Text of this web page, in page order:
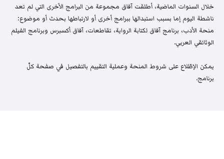
خلال السنوات الماضية، أطلقت آفاق مجموعة من البرامج الأخرى التي لم تعد
ناشطة اليوم إما بسبب استبدالها ببرامج أخرى أو لارتباطها بحدث أو موضوع:
منحة الأدب، برنامج آفاق لكتابة الرواية، تقاطعات، آفاق أكسبرس وبرنامج الفيلم
الوثائقي العربي.
يمكن الإطّلاع على شروط المنحة وعملية التقييم بالتفصيل في صفحة كلّ
برنامج.